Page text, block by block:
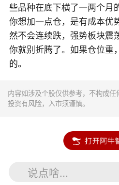
些品种在底下横了一两个月
你想加一点仓，是有成本优
然不会连续跌，强势板块震
你就别折腾了。如果仓位重
的。
内容如涉及个股仅供参考，不构成任
投资有风险，入市须谨慎。
说点啥...